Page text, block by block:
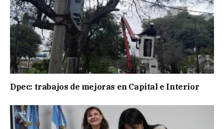
Dpec: trabajos de mejoras en Capital e Interior